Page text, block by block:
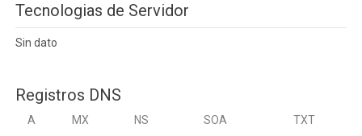
Tecnologias de Servidor
Sin dato
Registros DNS
A MX NS SOA TXT